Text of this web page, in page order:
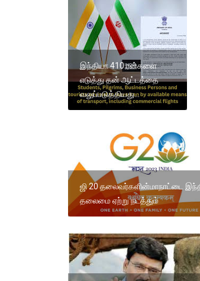
இந்தியா 410 ரன்களை
எடுத்து தன் ஆட்டத்தை
வலுப்படுத்தியது...
ஜி 20 தலைவர்களின்மாநாட்டை
தலைமை ஏற்று நடத்தும்